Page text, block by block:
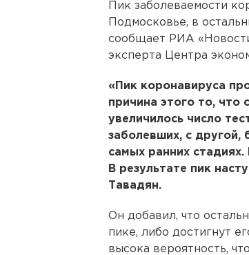
Пик заболеваемости
Подмосковье, в
сообщает РИА
эксперта Центра
«Пик коронавируса
причина этого то, что
увеличилось число
заболевших, с другой,
самых ранних
В результате пик
Тавадян.
Он добавил, что
пике, либо достигнут
высока вероятность,